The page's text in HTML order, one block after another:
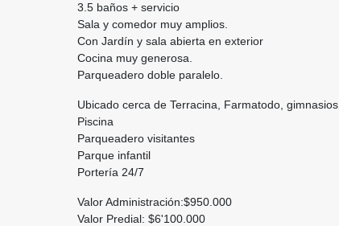
3.5 baños + servicio
Sala y comedor muy amplios.
Con Jardín y sala abierta en exterior
Cocina muy generosa.
Parqueadero doble paralelo.
Ubicado cerca de Terracina, Farmatodo, gimnasios.
Piscina
Parqueadero visitantes
Parque infantil
Portería 24/7
Valor Administración:$950.000
Valor Predial: $6'100.000